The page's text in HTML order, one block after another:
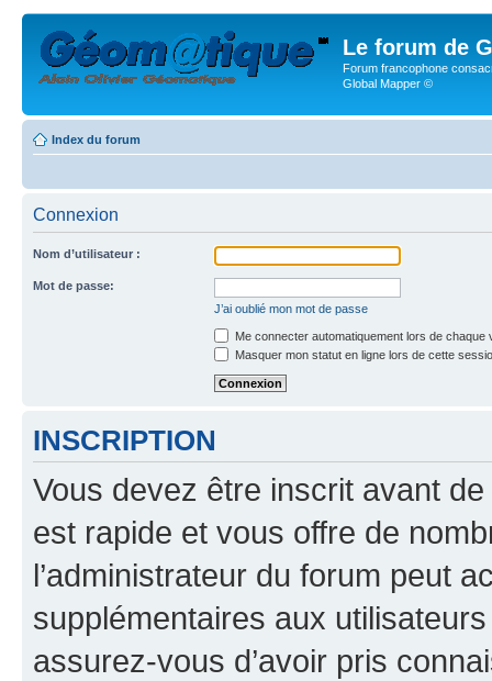
Le forum de
Forum francophone
Global Mapper ©
Index du forum
Connexion
Nom d’utilisateur :
Mot de passe:
J’ai oublié mon mot de passe
Me connecter automatiquement lors de chaque
Masquer mon statut en ligne lors de cette
INSCRIPTION
Vous devez être inscrit avant
est rapide et vous offre de
l’administrateur du forum peut
supplémentaires aux
assurez-vous d’avoir pris